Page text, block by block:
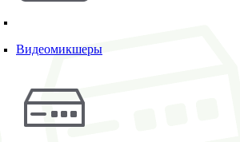
Видеомикшеры